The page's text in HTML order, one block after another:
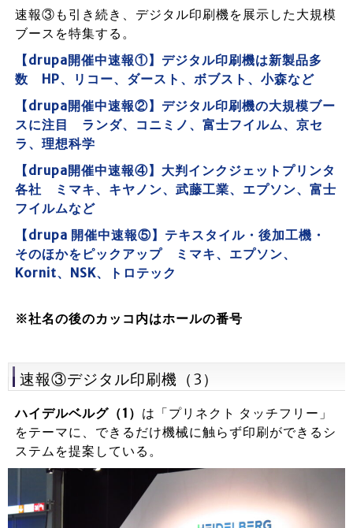
速報③も引き続き、デジタル印刷機を展示した大規模
ブースを特集する。
【drupa開催中速報①】デジタル印刷機は新製品多
数 HP、リコー、ダースト、ボブスト、小森など
【drupa開催中速報②】デジタル印刷機の大規模ブー
スに注目 ランダ、コニミノ、富士フイルム、京セ
ラ、理想科学
【drupa開催中速報④】大判インクジェットプリンタ
各社 ミマキ、キヤノン、武藤工業、エプソン、富士
フイルムなど
【drupa 開催中速報⑤】テキスタイル・後加工機・
そのほかをピックアップ ミマキ、エプソン、
Kornit、NSK、トロテック
※社名の後のカッコ内はホールの番号
速報③デジタル印刷機（3）
ハイデルベルグ（1） は「プリネクト タッチフリー」
をテーマに、できるだけ機械に触らず印刷ができるシ
ステムを提案している。